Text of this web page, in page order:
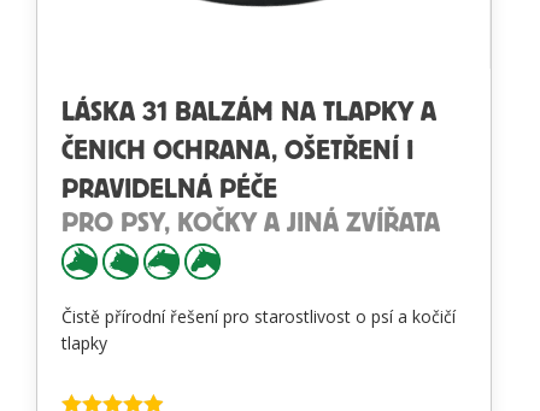
LÁSKA 31 BALZÁM NA TLAPKY A
ČENICH OCHRANA, OŠETŘENÍ I
PRAVIDELNÁ PÉČE
PRO PSY, KOČKY A JINÁ ZVÍŘATA
Čistě přírodní řešení pro starostlivost o psí a kočičí
tlapky